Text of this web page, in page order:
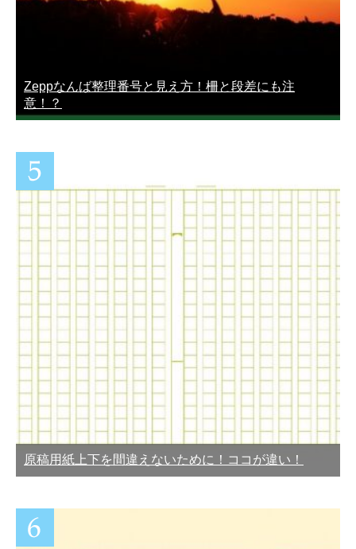
Zeppなんば整理番号と見え方！柵と段差にも注
意！？
原稿用紙上下を間違えないために！ココが違い！